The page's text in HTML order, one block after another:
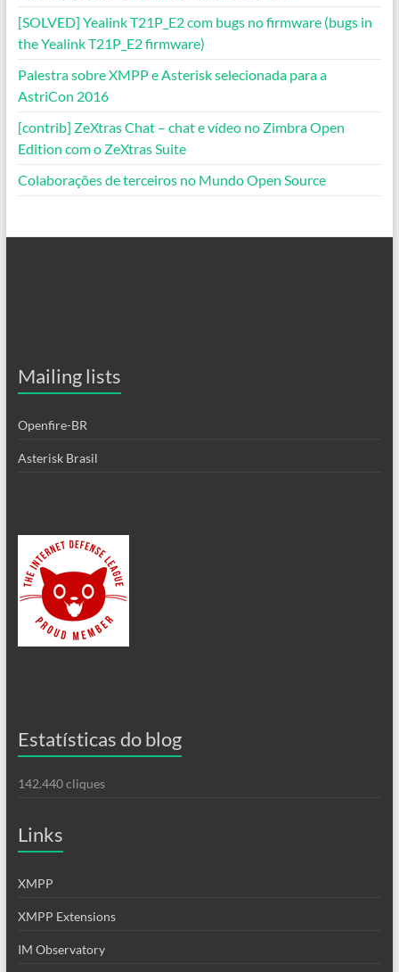
[SOLVED] Yealink T21P_E2 com bugs no firmware (bugs in
the Yealink T21P_E2 firmware)
Palestra sobre XMPP e Asterisk selecionada para a
AstriCon 2016
[contrib] ZeXtras Chat – chat e vídeo no Zimbra Open
Edition com o ZeXtras Suite
Colaborações de terceiros no Mundo Open Source
Mailing lists
Openfire-BR
Asterisk Brasil
Estatísticas do blog
142.440 cliques
Links
XMPP
XMPP Extensions
IM Observatory